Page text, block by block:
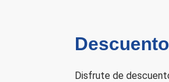
Disfrute de